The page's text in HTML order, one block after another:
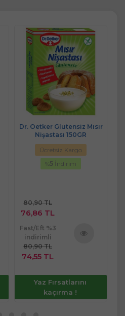
Dr. Oetker Glutensiz Mısır
Nişastası 150GR
Ücretsiz Kargo
%5 İndirim
80,90 TL
76,86 TL
Fast/Eft %3
indirimli
80,90 TL
74,55 TL
Yaz Fırsatlarını
kaçırma !